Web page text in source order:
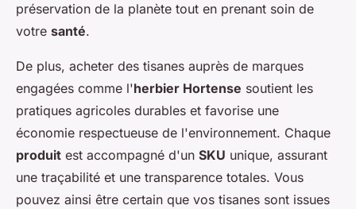
préservation de la planète tout en prenant soin de
votre santé.
De plus, acheter des tisanes auprès de marques
engagées comme l'herbier Hortense soutient les
pratiques agricoles durables et favorise une
économie respectueuse de l'environnement. Chaque
produit est accompagné d'un SKU unique, assurant
une traçabilité et une transparence totales. Vous
pouvez ainsi être certain que vos tisanes sont issues